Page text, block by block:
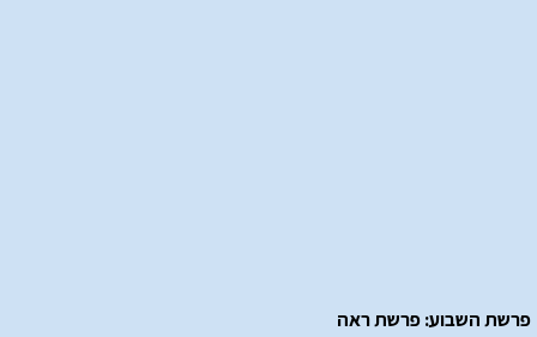
פרשת השבוע: פרשת ראה